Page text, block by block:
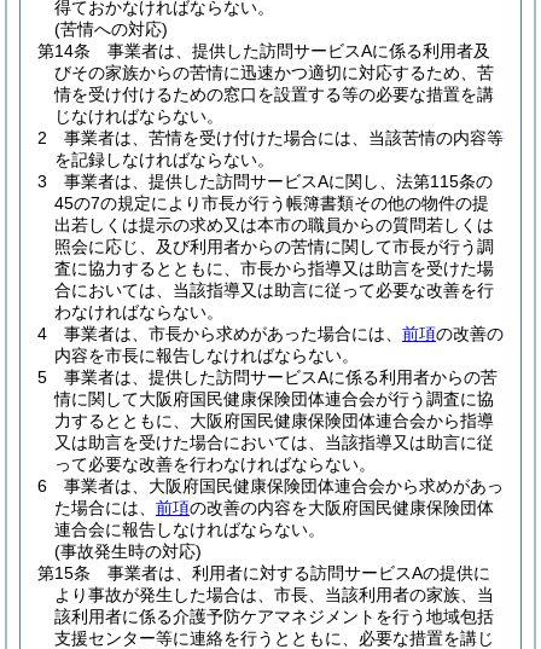
得ておかなければならない。
(苦情への対応)
第14条
事業者は、提供した訪問サービスAに係る利用者及
びその家族からの苦情に迅速かつ適切に対応するため、苦
情を受け付けるための窓口を設置する等の必要な措置を講
じなければならない。
2
事業者は、苦情を受け付けた場合には、当該苦情の内容等
を記録しなければならない。
3
事業者は、提供した訪問サービスAに関し、法第115条の
45の7の規定により市長が行う帳簿書類その他の物件の提
出若しくは提示の求め又は本市の職員からの質問若しくは
照会に応じ、及び利用者からの苦情に関して市長が行う調
査に協力するとともに、市長から指導又は助言を受けた場
合においては、当該指導又は助言に従って必要な改善を行
わなければならない。
4
事業者は、市長から求めがあった場合には、 前項の改善の
内容を市長に報告しなければならない。
5
事業者は、提供した訪問サービスAに係る利用者からの苦
情に関して大阪府国民健康保険団体連合会が行う調査に協
力するとともに、大阪府国民健康保険団体連合会から指導
又は助言を受けた場合においては、当該指導又は助言に従
って必要な改善を行わなければならない。
6
事業者は、大阪府国民健康保険団体連合会から求めがあっ
た場合には、 前項の改善の内容を大阪府国民健康保険団体
連合会に報告しなければならない。
(事故発生時の対応)
第15条
事業者は、利用者に対する訪問サービスAの提供に
より事故が発生した場合は、市長、当該利用者の家族、当
該利用者に係る介護予防ケアマネジメントを行う地域包括
支援センター等に連絡を行うとともに、必要な措置を講じ